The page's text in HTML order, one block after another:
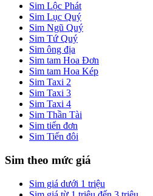
Sim Lộc Phát
Sim Lục Quý
Sim Ngũ Quý
Sim Tứ Quý
Sim ông địa
Sim tam Hoa Đơn
Sim tam Hoa Kép
Sim Taxi 2
Sim Taxi 3
Sim Taxi 4
Sim Thần Tài
Sim tiến đơn
Sim Tiến đôi
Sim theo mức giá
Sim giá dưới 1 triệu